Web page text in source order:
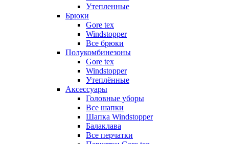
Утепленные
Брюки
Gore tex
Windstopper
Все брюки
Полукомбинезоны
Gore tex
Windstopper
Утеплённые
Аксессуары
Головные уборы
Все шапки
Шапка Windstopper
Балаклава
Все перчатки